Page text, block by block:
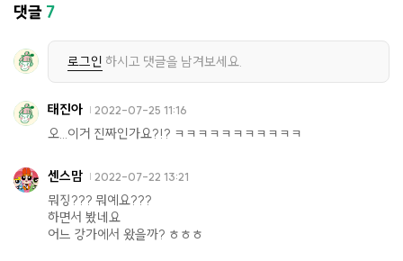
댓글 7
로그인 하시고 댓글을 남겨보세요.
태진아 2022-07-25 11:16
오...이거 진짜인가요?!? ㅋㅋㅋㅋㅋㅋㅋㅋㅋㅋㅋ
센스맘 2022-07-22 13:21
뭐징??? 뭐예요???
하면서 봤네요
어느 강가에서 왔을까? ㅎㅎㅎ